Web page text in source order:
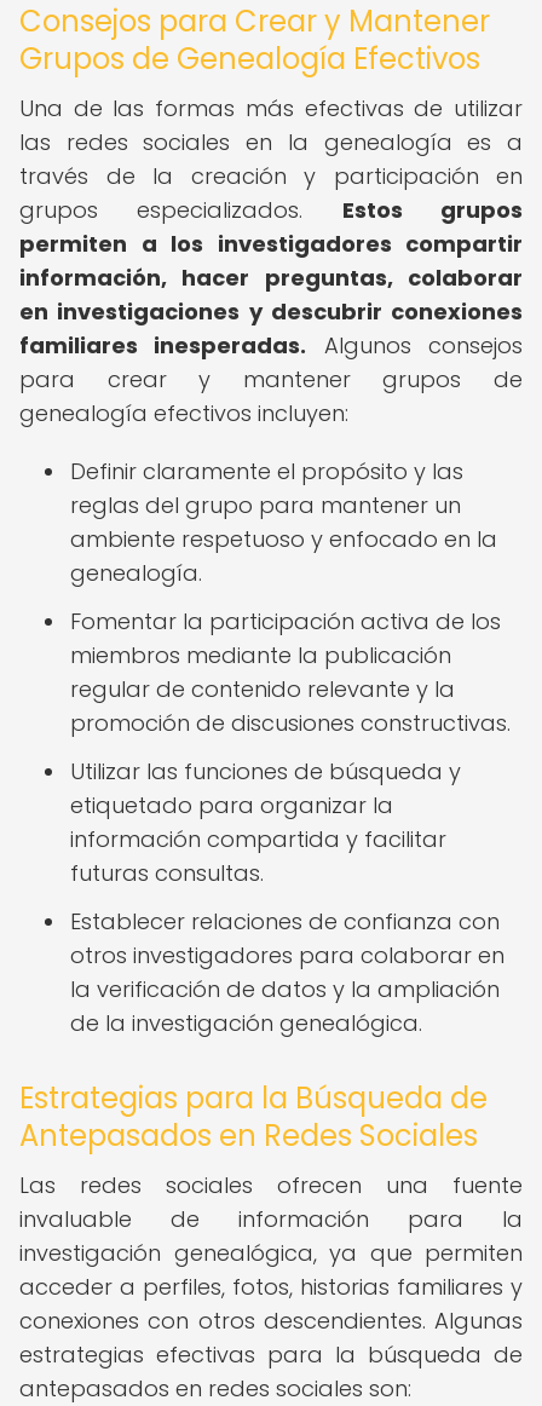
Consejos para Crear y Mantener
Grupos de Genealogía Efectivos
Una de las formas más efectivas de utilizar
las redes sociales en la genealogía es a
través de la creación y participación en
grupos especializados. Estos grupos
permiten a los investigadores compartir
información, hacer preguntas, colaborar
en investigaciones y descubrir conexiones
familiares inesperadas. Algunos consejos
para crear y mantener grupos de
genealogía efectivos incluyen:
Definir claramente el propósito y las
reglas del grupo para mantener un
ambiente respetuoso y enfocado en la
genealogía.
Fomentar la participación activa de los
miembros mediante la publicación
regular de contenido relevante y la
promoción de discusiones constructivas.
Utilizar las funciones de búsqueda y
etiquetado para organizar la
información compartida y facilitar
futuras consultas.
Establecer relaciones de confianza con
otros investigadores para colaborar en
la verificación de datos y la ampliación
de la investigación genealógica.
Estrategias para la Búsqueda de
Antepasados en Redes Sociales
Las redes sociales ofrecen una fuente
invaluable de información para la
investigación genealógica, ya que permiten
acceder a perfiles, fotos, historias familiares y
conexiones con otros descendientes. Algunas
estrategias efectivas para la búsqueda de
antepasados en redes sociales son: